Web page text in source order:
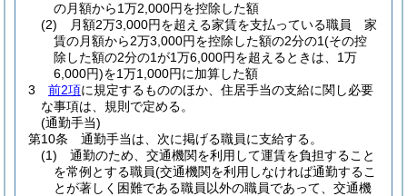
の月額から1万2,000円を控除した額
(2)
月額2万3,000円を超える家賃を支払っている職員 家
賃の月額から2万3,000円を控除した額の2分の1(その控
除した額の2分の1が1万6,000円を超えるときは、1万
6,000円)を1万1,000円に加算した額
3
前2項に規定するもののほか、住居手当の支給に関し必要
な事項は、規則で定める。
(通勤手当)
第10条
通勤手当は、次に掲げる職員に支給する。
(1)
通勤のため、交通機関を利用して運賃を負担すること
を常例とする職員(交通機関を利用しなければ通勤するこ
とが著しく困難である職員以外の職員であって、交通機